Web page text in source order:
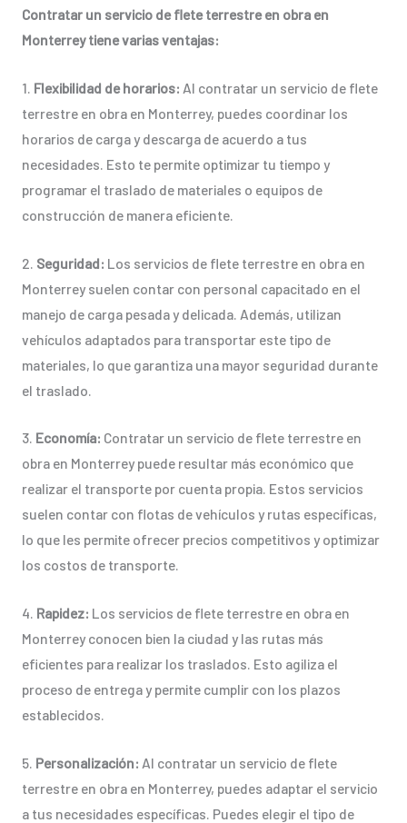
Contratar un servicio de flete terrestre en obra en
Monterrey tiene varias ventajas:
1. Flexibilidad de horarios: Al contratar un servicio de flete
terrestre en obra en Monterrey, puedes coordinar los
horarios de carga y descarga de acuerdo a tus
necesidades. Esto te permite optimizar tu tiempo y
programar el traslado de materiales o equipos de
construcción de manera eficiente.
2. Seguridad: Los servicios de flete terrestre en obra en
Monterrey suelen contar con personal capacitado en el
manejo de carga pesada y delicada. Además, utilizan
vehículos adaptados para transportar este tipo de
materiales, lo que garantiza una mayor seguridad durante
el traslado.
3. Economía: Contratar un servicio de flete terrestre en
obra en Monterrey puede resultar más económico que
realizar el transporte por cuenta propia. Estos servicios
suelen contar con flotas de vehículos y rutas específicas,
lo que les permite ofrecer precios competitivos y optimizar
los costos de transporte.
4. Rapidez: Los servicios de flete terrestre en obra en
Monterrey conocen bien la ciudad y las rutas más
eficientes para realizar los traslados. Esto agiliza el
proceso de entrega y permite cumplir con los plazos
establecidos.
5. Personalización: Al contratar un servicio de flete
terrestre en obra en Monterrey, puedes adaptar el servicio
a tus necesidades específicas. Puedes elegir el tipo de